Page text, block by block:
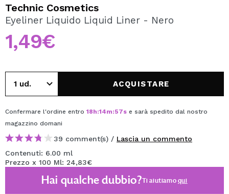
Creando un account su Maquibeauty.it potrai fare i tuoi
acquisti velocemente, controllare lo stato dei tuoi ordini e
consultare le tue operazioni precedenti.
CREARE UN ACCOUNT
Technic Cosmetics
Eyeliner Liquido Liquid Liner - Nero
1,49€
ACQUISTARE
Confermare l'ordine entro 18h:14m:56se sarà spedito dal nostro
magazzino domani
39 comment(s) / Lascia un commento
Contenuti: 6.00 ml
Prezzo x 100 Ml: 24,83€
Hai qualche dubbio?Ti aiutiamoqui